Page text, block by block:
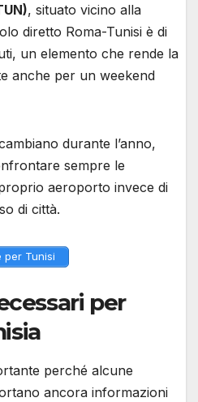
, situato vicino alla
diretto Roma-Tunisi è di
un elemento che rende la
anche per un weekend
durante l’anno,
sempre le
aeroporto invece di
di città.
per Tunisi
per
perché alcune
ancora informazioni